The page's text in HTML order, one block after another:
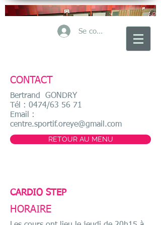
Se connecter
CONTACT
Bertrand GONDRY
Tél : 0474/63 56 71
Email :
centre.sportif.oreye@gmail.com
RETOUR AU MENU
CARDIO STEP
HORAIRE